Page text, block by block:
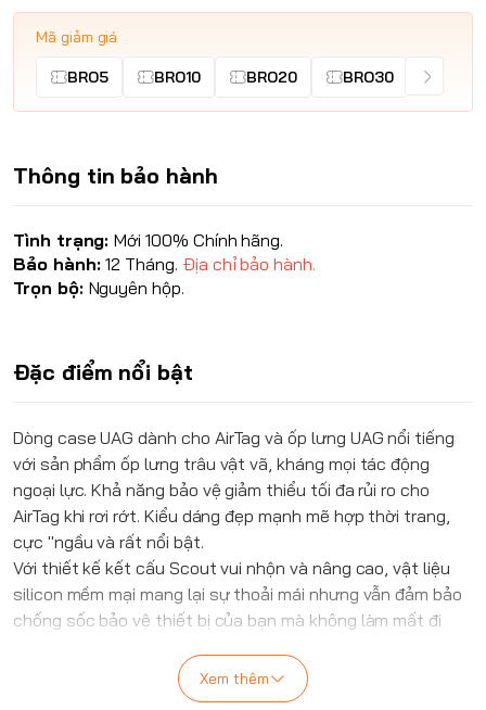
Mã giảm giá
BRO5 BRO10 BRO20 BRO30
Thông tin bảo hành
Tình trạng:Mới 100% Chính hãng.
Bảo hành:12 Tháng. Địa chỉ bảo hành.
Trọn bộ: Nguyên hộp.
Đặc điểm nổi bật
Dòng case UAG dành cho AirTag và ốp lưng UAG nổi tiếng
với sản phẩm ốp lưng trâu vật vã, kháng mọi tác động
ngoại lực. Khả năng bảo vệ giảm thiểu tối đa rủi ro cho
AirTag khi rơi rớt. Kiểu dáng đẹp mạnh mẽ hợp thời trang,
cực "ngầu và rất nổi bật.
Với thiết kế kết cấu Scout vui nhộn và nâng cao, vật liệu
silicon mềm mại mang lại sự thoải mái nhưng vẫn đảm bảo
chống sốc bảo vệ thiết bị của bạn mà không làm mất đi
Đặc điểm nổi bật của Vỏ UAG SCOUT CHO AIRTAG
Xem thêm